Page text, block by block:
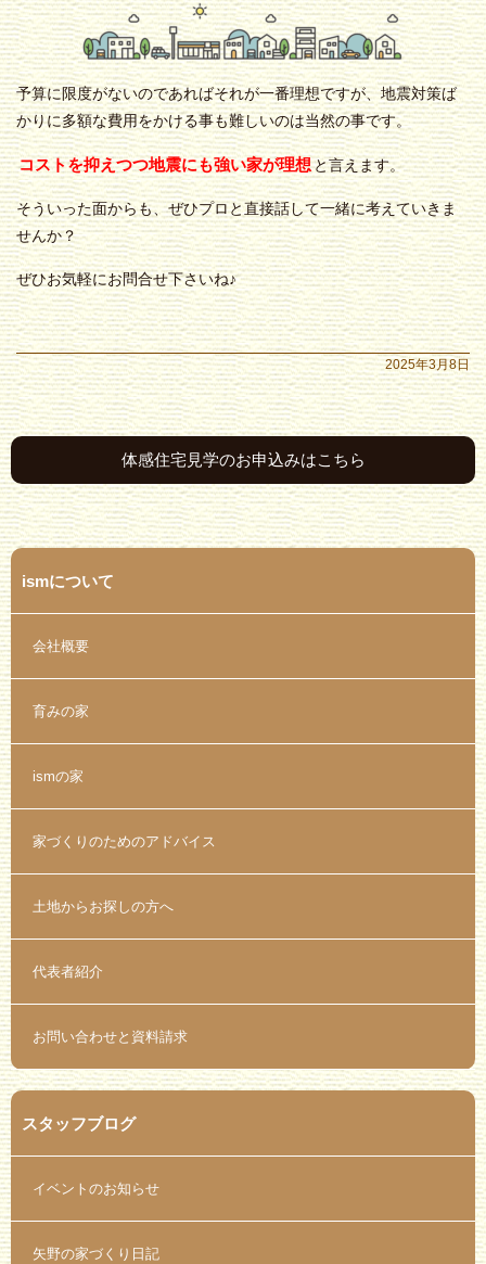
予算に限度がないのであればそれが一番理想ですが、地震対策ば
かりに多額な費用をかける事も難しいのは当然の事です。
コストを抑えつつ地震にも強い家が理想と言えます。
そういった面からも、ぜひプロと直接話して一緒に考えていきま
せんか？
ぜひお気軽にお問合せ下さいね♪
2025年3月8日
体感住宅見学のお申込みはこちら
ismについて
会社概要
育みの家
ismの家
家づくりのためのアドバイス
土地からお探しの方へ
代表者紹介
お問い合わせと資料請求
スタッフブログ
イベントのお知らせ
矢野の家づくり日記